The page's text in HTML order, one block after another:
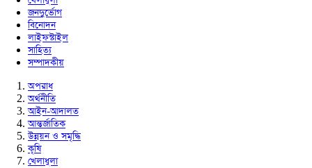
জনদুর্ভোগ
বিনোদন
লাইফস্টাইল
সাহিত্য
সম্পাদকীয়
অপরাধ
অর্থনীতি
আইন-আদালত
আন্তর্জাতিক
উন্নয়ন ও সমৃদ্ধি
কৃষি
খেলাধুলা